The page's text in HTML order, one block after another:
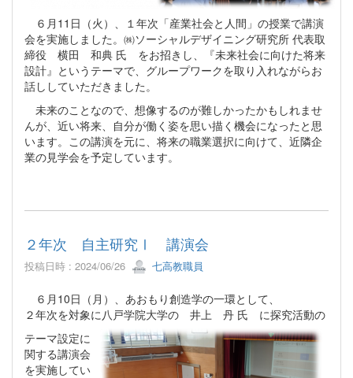
６月11日（火）、１年次「産業社会と人間」の授業で講演
会を実施しました。㈱ソーシャルデザイニング研究所 代表取
締役 横田 和典 氏 をお招きし、『未来社会に向けた将来
設計』というテーマで、グループワークを取り入れながらお
話ししていただきました。
未来のことなので、想像するのが難しかったかもしれませ
んが、近い将来、自分が働く姿を思い描く機会になったと思
います。この講演を元に、将来の職業選択に向けて、近隣企
業の見学会を予定しています。
２年次 自主研究Ⅰ 講演会
投稿日時 : 2024/06/26 七高教職員
６月10日（月）、あおもり創造学の一環として、
２年次を対象に八戸学院大学の 井上 丹 氏 に探究活動の
テーマ設定に
関する講演会
を実施してい